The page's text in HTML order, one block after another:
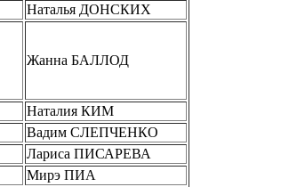
Наталья ДОНСКИХ
Жанна БАЛЛОД
Наталия КИМ
Вадим СЛЕПЧЕНКО
Лариса ПИСАРЕВА
Мирэ ПИА